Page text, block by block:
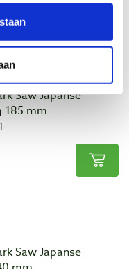
Saw Japanse
185 mm
Saw Japanse